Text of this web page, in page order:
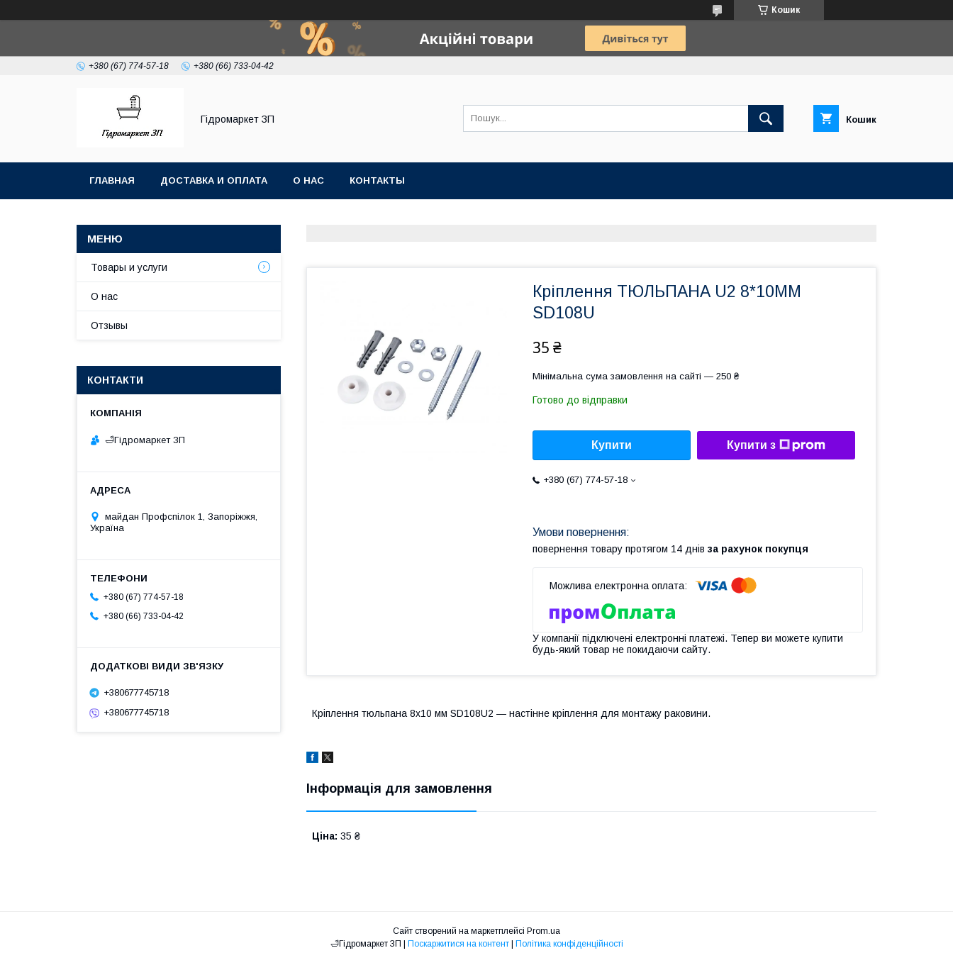
Кошик
+380 (67) 774-57-18 +380 (66) 733-04-42
Гiдромаркет ЗП Кошик
ГЛАВНАЯ ДОСТАВКА И ОПЛАТА О НАС КОНТАКТЫ
Кріплення ТЮЛЬПАНА U2 8*10ММ
SD108U
35 ₴
Мінімальна сума замовлення на сайті — 250 ₴
Готово до відправки
Купити Купити з
+380 (67) 774-57-18
повернення товару протягом 14 днів за рахунок покупця
У компанії підключені електронні платежі. Тепер ви можете купити
будь-який товар не покидаючи сайту.
Кріплення тюльпана 8х10 мм SD108U2 — настінне кріплення для монтажу раковини.
Інформація для замовлення
Ціна: 35 ₴
Товары и услуги
О нас
Отзывы
КОНТАКТИ
🛁Гiдромаркет ЗП
майдан Профспілок 1, Запоріжжя,
Україна
+380 (67) 774-57-18
+380 (66) 733-04-42
+380677745718
+380677745718
Сайт створений на маркетплейсі Prom.ua
🛁Гiдромаркет ЗП | Поскаржитися на контент | Політика конфіденційності